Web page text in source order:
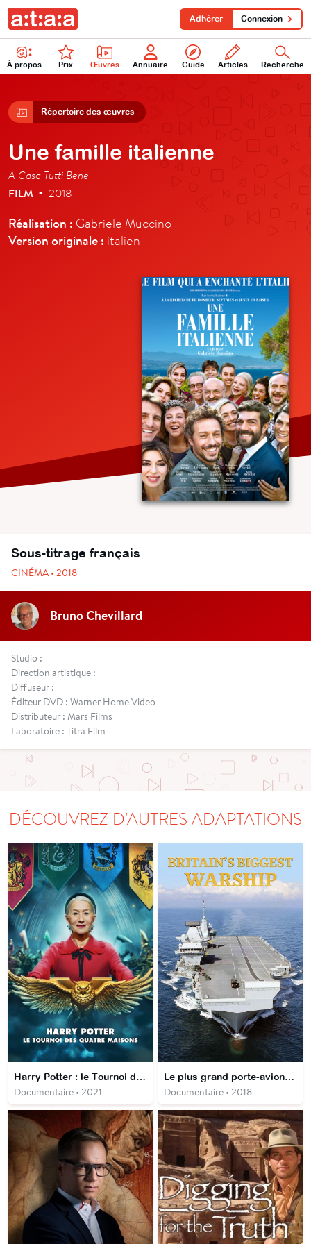
À propos Prix Œuvres Annuaire Guide Articles Recherche
Adhérer Connexion
Répertoire des œuvres
Une famille italienne
A Casa Tutti Bene
FILM • 2018
Réalisation : Gabriele Muccino
Version originale : italien
Sous-titrage français
CINÉMA • 2018
Bruno Chevillard
Studio :
Direction artistique :
Diffuseur :
Éditeur DVD : Warner Home Video
Distributeur : Mars Films
Laboratoire : Titra Film
DÉCOUVREZ D'AUTRES ADAPTATIONS
Harry Potter : le Tournoi des quatre maisons
Documentaire • 2021
Le plus grand porte-avions d’Europe
Documentaire • 2018